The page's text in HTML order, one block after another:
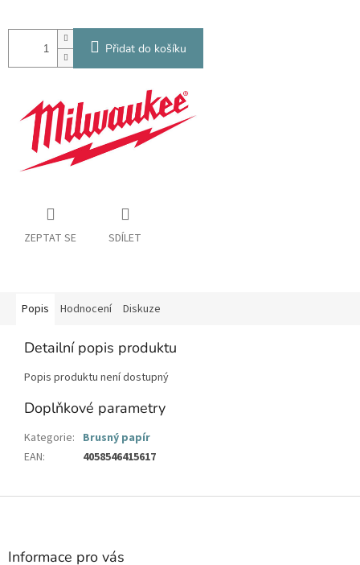
Přidat do košíku
ZEPTAT SE SDÍLET
Popis Hodnocení Diskuze
Detailní popis produktu
Popis produktu není dostupný
Doplňkové parametry
Kategorie: Brusný papír
EAN: 4058546415617
Z
Informace pro vás